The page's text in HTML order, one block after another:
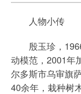
人物小传
殷玉珍，1966
动模范，2001年
尔多斯市乌审旗
40余年，栽种树